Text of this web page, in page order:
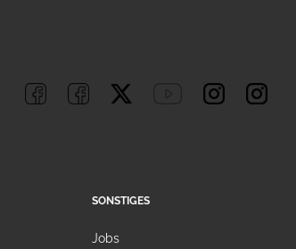
SONSTIGES
Jobs